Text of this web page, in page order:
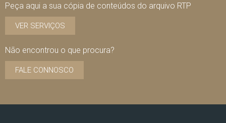
Peça aqui a sua cópia de conteúdos do arquivo RTP
VER SERVIÇOS
Não encontrou o que procura?
FALE CONNOSCO